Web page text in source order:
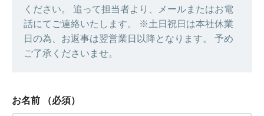
ください。 追って担当者より、メールまたはお電
話にてご連絡いたします。 ※土日祝日は本社休業
日の為、お返事は翌営業日以降となります。 予め
ご了承くださいませ。
お名前 （必須）